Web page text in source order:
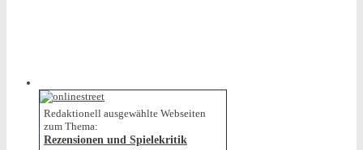
Redaktionell ausgewählte Webseiten
zum Thema:
Rezensionen und Spielekritik